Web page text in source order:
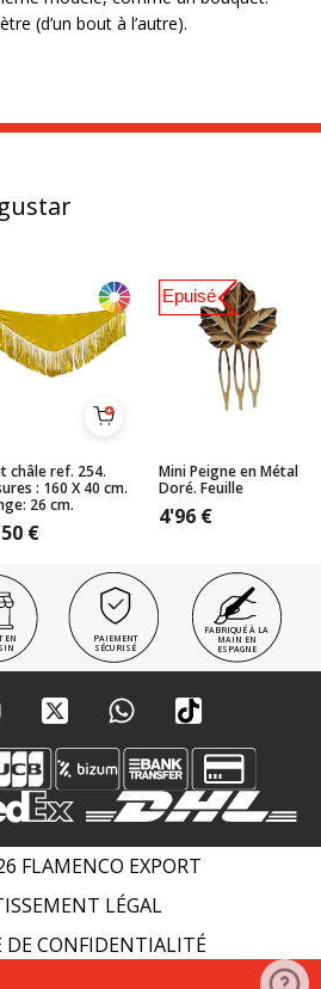
(d’un bout à l’autre).
châle ref. 254.
: 160 X 40 cm.
26 cm.
€
Mini Peigne en Métal
Doré. Feuille
4'96 €
Epuisé
EN
PAIEMENT
SÉCURISÉ
FABRIQUÉ À LA
MAIN EN
ESPAGNE
FLAMENCO EXPORT
LÉGAL
DE CONFIDENTIALITÉ
WIKI FLAMENCO